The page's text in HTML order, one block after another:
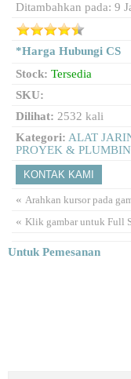
Ditambahkan pada: 9
*Harga Hubungi CS
Stock: Tersedia
SKU:
Dilihat: 2532 kali
Kategori: ALAT
PROYEK &
KONTAK KAMI
« Arahkan kursor pada
« Klik gambar untuk Full
Untuk Pemesanan